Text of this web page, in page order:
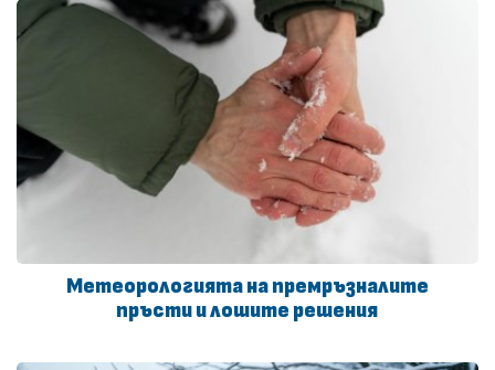
Метеорологията на премръзналите
пръсти и лошите решения